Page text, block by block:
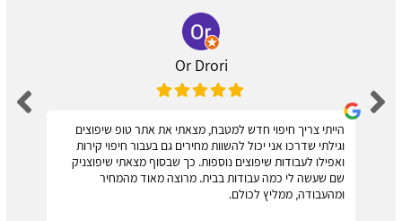
Or Drori
הייתי צריך חיפוי חדש למטבח, מצאתי את אתר טופ שיפוצים
וגילתי שדרכו אני יכול להשוות מחירים גם בעבור חיפוי קירות
ואפילו לעבודות שיפוצים נוספות. כך שבסוף מצאתי שיפוצניק
שם שעשה לי כמה עבודות בבית. מרוצה מאוד מהמחיר
ומהעבודה, ממליץ לכולם.